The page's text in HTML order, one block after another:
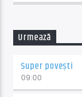
Urmează
Super povești
09:00